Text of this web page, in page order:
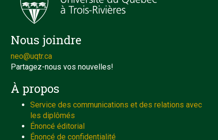
Nous joindre
neo@uqtr.ca
Partagez-nous vos nouvelles!
À propos
Service des communications et des relations avec
les diplômés
Énoncé éditorial
Énoncé de confidentialité